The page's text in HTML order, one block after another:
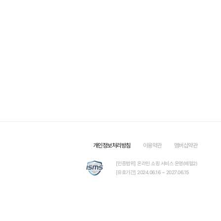
개인정보처리방침 이용약관 멤버십약관
[인증범위] 온라인 쇼핑 서비스 운영(배럴2)
[유효기간] 2024.06.16 ~ 2027.06.15